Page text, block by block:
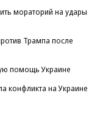
мораторий на удары
Трампа после
помощь Украине
конфликта на Украине